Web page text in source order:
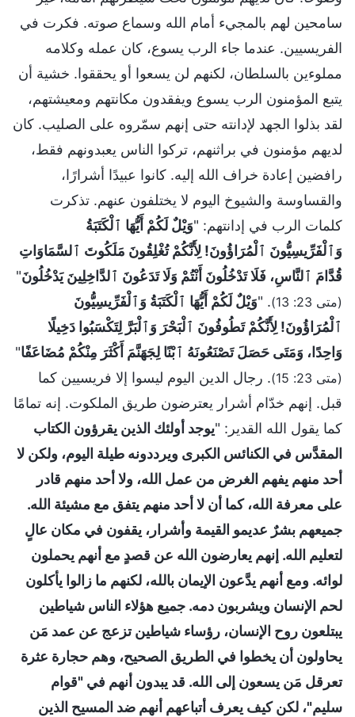
سامحين لهم بالمجيء أمام الله وسماع صوته. فكرت في
الفريسيين. عندما جاء الرب يسوع، كان عمله وكلامه
مملوءين بالسلطان، لكنهم لن يسعوا أو يحققوا. خشية أن
يتبع المؤمنون الرب يسوع ويفقدون مكانتهم ومعيشتهم،
لقد بذلوا الجهد لإدانته حتى إنهم سمّروه على الصليب. كان
لديهم مؤمنون في براثنهم، تركوا الناس يعبدونهم فقط،
رافضين إعادة خراف الله إليه. كانوا عبيدًا أشرارًا،
والقساوسة والشيوخ اليوم لا يختلفون عنهم. تذكرت
كلمات الرب في إدانتهم: "وَيْلٌ لَكُمْ أَيُّهَا ٱلْكَتَبَةُ
وَٱلْفَرِّيسِيُّونَ ٱلْمُرَاؤُونَ! لِأَنَّكُمْ تُغْلِقُونَ مَلَكُوتَ ٱلسَّمَاوَاتِ
قُدَّامَ ٱلنَّاسِ، فَلَا تَدْخُلُونَ أَنْتُمْ وَلَا تَدَعُونَ ٱلدَّاخِلِينَ يَدْخُلُونَ"
(متى 23: 13) . "وَيْلٌ لَكُمْ أَيُّهَا ٱلْكَتَبَةُ وَٱلْفَرِّيسِيُّونَ
ٱلْمُرَاؤُونَ! لِأَنَّكُمْ تَطُوفُونَ ٱلْبَحْرَ وَٱلْبَرَّ لِتَكْسَبُوا دَخِيلًا
وَاحِدًا، وَمَتَى حَصَلَ تَصْنَعُونَهُ ٱبْنًا لِجَهَنَّمَ أَكْثَرَ مِنْكُمْ مُضَاعَفًا"
(متى 23: 15)
. رجال الدين اليوم ليسوا إلا فريسيين كما
قبل. إنهم خدّام أشرار يعترضون طريق الملكوت. إنه تمامًا
كما يقول الله القدير: "يوجد أولئك الذين يقرؤون الكتاب
المقدَّس في الكنائس الكبرى ويرددونه طيلة اليوم، ولكن لا
أحد منهم يفهم الغرض من عمل الله، ولا أحد منهم قادر
على معرفة الله، كما أن لا أحد منهم يتفق مع مشيئة الله.
جميعهم بشرٌ عديمو القيمة وأشرار، يقفون في مكان عالٍ
لتعليم الله. إنهم يعارضون الله عن قصدٍ مع أنهم يحملون
لوائه. ومع أنهم يدَّعون الإيمان بالله، لكنهم ما زالوا يأكلون
لحم الإنسان ويشربون دمه. جميع هؤلاء الناس شياطين
يبتلعون روح الإنسان، رؤساء شياطين تزعج عن عمد مَن
يحاولون أن يخطوا في الطريق الصحيح، وهم حجارة عثرة
تعرقل مَن يسعون إلى الله. قد يبدون أنهم في "قوام
سليم"، لكن كيف يعرف أتباعهم أنهم ضد المسيح الذين